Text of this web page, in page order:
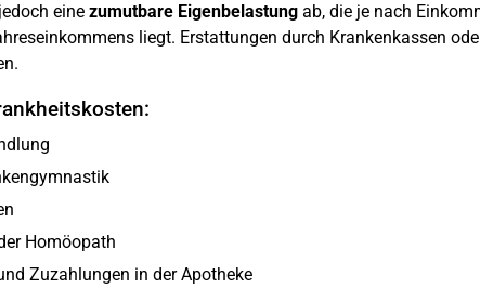
eine zumutbare Eigenbelastung ab, die je nach
liegt. Erstattungen durch Krankenkassen
Homöopath
Zuzahlungen in der Apotheke